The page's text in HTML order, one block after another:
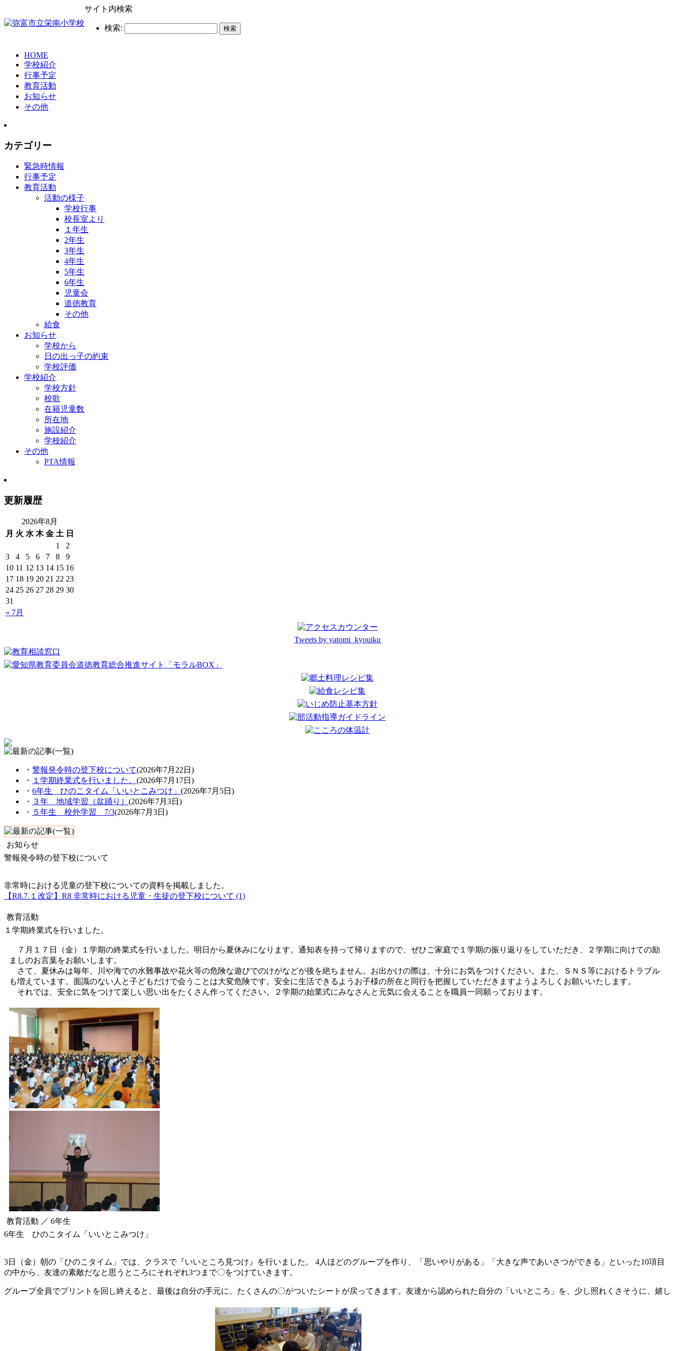
サイト内検索
検索:
HOME
学校紹介
行事予定
教育活動
お知らせ
その他
カテゴリー
緊急時情報
行事予定
教育活動
活動の様子
学校行事
校長室より
１年生
2年生
3年生
4年生
5年生
6年生
児童会
道徳教育
その他
給食
お知らせ
学校から
日の出っ子の約束
学校評価
学校紹介
学校方針
校歌
在籍児童数
所在地
施設紹介
学校紹介
その他
PTA情報
更新履歴
2026年8月
月 火 水 木 金 土 日
« 7月
1
2
3
4 5 6 7 8
9
10 11 12 13 14 15 16
17 18 19 20 21 22 23
24 25 26 27 28 29 30
31
Tweets by yatomi_kyouiku
・ 警報発令時の登下校について(2026年7月22日)
・ １学期終業式を行いました。 (2026年7月17日)
・ 6年生 ひのこタイム「いいとこみつけ」 (2026年7月5日)
・ ３年 地域学習（盆踊り） (2026年7月3日)
・ ５年生 校外学習 7/3(2026年7月3日)
お知らせ
警報発令時の登下校について
非常時における児童の登下校についての資料を掲載しました。
【R8.7.１改定】R8 非常時における児童・生徒の登下校について (1)
教育活動
１学期終業式を行いました。
７月１７日（金）１学期の終業式を行いました。明日から夏休みになります。通知表を持って帰りますので、ぜひご家庭で１学期の振り返りをしていただき、２学期に向けての励
ましのお言葉をお願いします。
さて、夏休みは毎年、川や海での水難事故や花火等の危険な遊びでのけがなどが後を絶ちません。お出かけの際は、十分にお気をつけください。また、ＳＮＳ等におけるトラブル
も増えています。面識のない人と子どもだけで会うことは大変危険です。安全に生活できるようお子様の所在と同行を把握していただきますようよろしくお願いいたします。
それでは、安全に気をつけて楽しい思い出をたくさん作ってください。２学期の始業式にみなさんと元気に会えることを職員一同願っております。
教育活動 ／ 6年生
6年生 ひのこタイム「いいとこみつけ」
3日（金）朝の「ひのこタイム」では、クラスで『いいところ見つけ』を行いました。 4人ほどのグループを作り、「思いやりがある」「大きな声であいさつができる」といった10項目
の中から、友達の素敵だなと思うところにそれぞれ3つまで〇をつけていきます。
グループ全員でプリントを回し終えると、最後は自分の手元に、たくさんの〇がついたシートが戻ってきます。友達から認められた自分の「いいところ」を、少し照れくさそうに、嬉し